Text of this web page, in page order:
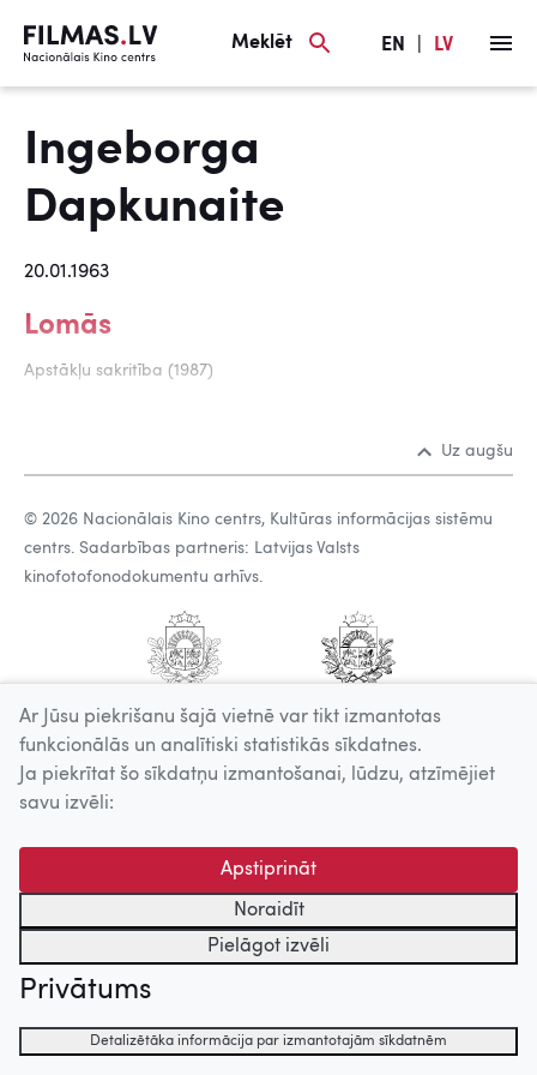
Meklēt EN LV
Ingeborga
Dapkunaite
20.01.1963
Lomās
Apstākļu sakritība (1987)
Uz augšu
© 2026 Nacionālais Kino centrs, Kultūras informācijas sistēmu
centrs. Sadarbības partneris: Latvijas Valsts
kinofotofonodokumentu arhīvs.
Ar Jūsu piekrišanu šajā vietnē var tikt izmantotas
funkcionālās un analītiski statistikās sīkdatnes.
Ja piekrītat šo sīkdatņu izmantošanai, lūdzu, atzīmējiet
savu izvēli:
Apstiprināt
Noraidīt
Pielāgot izvēli
Privātums
Detalizētāka informācija par izmantotajām sīkdatnēm